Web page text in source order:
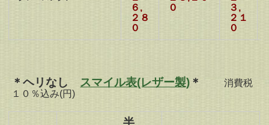
６,
２８
０
０
３,
２１
０
＊ヘリなし スマイル表(レザー製) ＊消費税
１０％込み(円)
半